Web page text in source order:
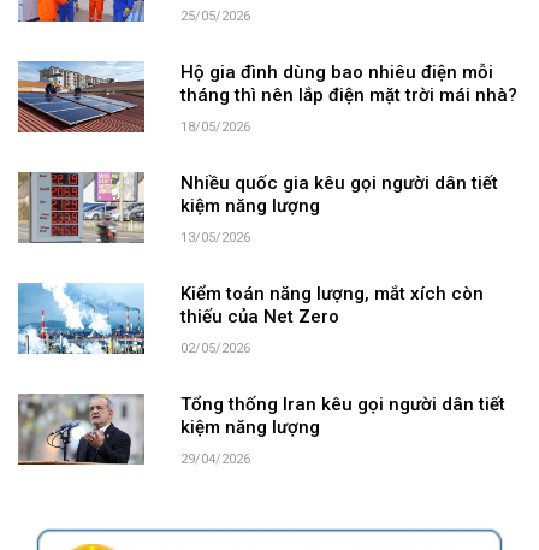
25/05/2026
Hộ gia đình dùng bao nhiêu điện mỗi
tháng thì nên lắp điện mặt trời mái nhà?
18/05/2026
Nhiều quốc gia kêu gọi người dân tiết
kiệm năng lượng
13/05/2026
Kiểm toán năng lượng, mắt xích còn
thiếu của Net Zero
02/05/2026
Tổng thống Iran kêu gọi người dân tiết
kiệm năng lượng
29/04/2026